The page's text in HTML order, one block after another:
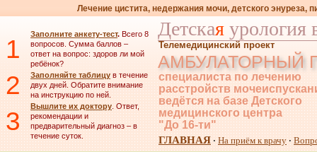
Лечение цистита, недержания мочи, детского энуреза,
1 Заполните анкету-тест. Всего 8
вопросов. Сумма баллов –
ответ на вопрос: здоров ли мой
ребёнок?
2 Заполняйте таблицу в течение
двух дней. Обратите внимание
на инструкцию по ней.
3 Вышлите их доктору. Ответ,
рекомендации и
предварительный диагноз – в
течение суток.
Детская урология
Телемедицинский проект
АМБУЛАТОРНЫЙ
специалиста по лечению
расстройств
ведётся на базе Детского
медицинского центра
"До 16-ти"
ГЛАВНАЯ · На приём к врачу ·